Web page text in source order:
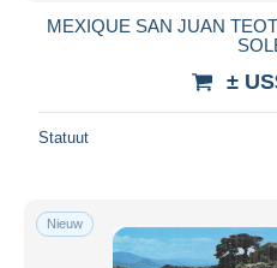
MEXIQUE SAN JUAN
±
Statuut
Nieuw